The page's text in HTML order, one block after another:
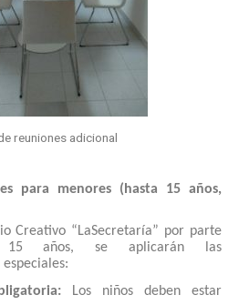
reuniones adicional
para menores (hasta 15 años,
Creativo “LaSecretaría” por parte
años, se aplicarán las
Los niños deben estar